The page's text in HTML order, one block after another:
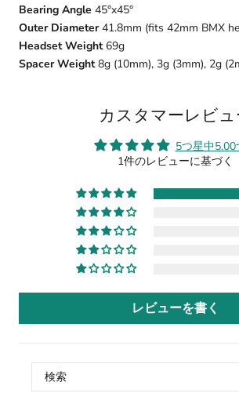
Bearing Angle 45°x45°
Outer Diameter 41.8mm (fits 42mm BMX
Headset Weight 69g
Spacer Weight 8g (10mm), 3g (3mm), 2g
カスタマーレビュ
5つ星中5.00
1件のレビューに基づく
レビューを書く